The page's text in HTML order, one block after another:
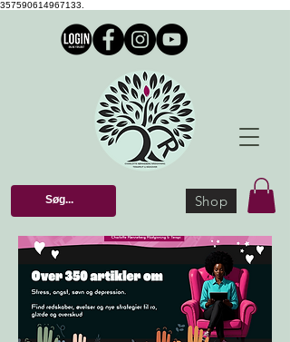
357590614967133.
Shop